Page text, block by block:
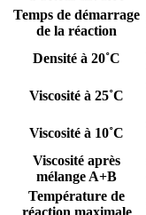
Temps de démarrage
de la réaction
Densité à 20˚C
Viscosité à 25˚C
Viscosité à 10˚C
Viscosité après
mélange A+B
Température de
réaction maximale